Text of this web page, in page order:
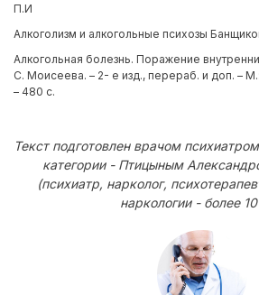
П.И
Алкоголизм и алкогольные психозы
Алкогольная болезнь. Поражение
С. Моисеева. – 2- е изд., перераб. и доп. –
– 480 с.
Текст подготовлен врачом
категории - Птицыным
(психиатр, нарколог,
наркологии - более 10